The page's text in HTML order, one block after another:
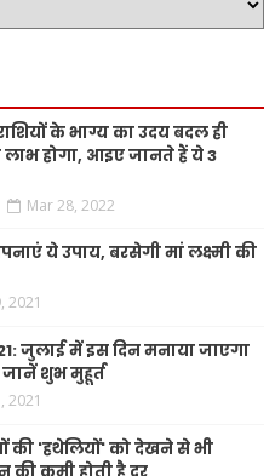
के भाग्य का उदय बदल ही
लाभ होगा, आइए जानते हैं ये 3
Mar 28, 2022
ये उपाय, बरसेगी मां लक्ष्मी की
2021
जुलाई में इस दिन मनाया जाएगा
जानें शुभ मुहूर्त
2021
की 'हथेलियों' को देखने से भी